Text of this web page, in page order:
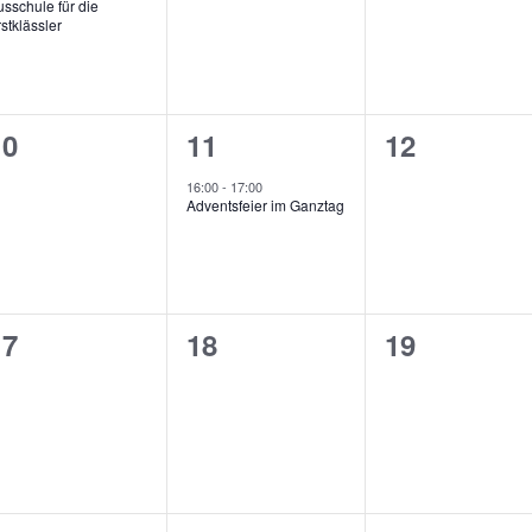
für die
Veranstaltungen,
1
Veranstaltung,
11
16:00- 17:00
Adventsfeier im Ganztag
0
12
0
18
0
19